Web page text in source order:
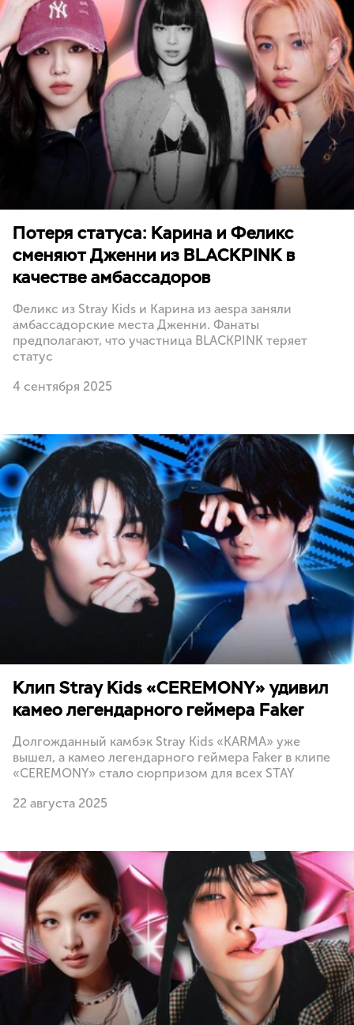
Потеря статуса: Карина и Феликс
сменяют Дженни из BLACKPINK в
качестве амбассадоров
Феликс из Stray Kids и Карина из aespa заняли
амбассадорские места Дженни. Фанаты
предполагают, что участница BLACKPINK теряет
статус
4 сентября 2025
Клип Stray Kids «CEREMONY» удивил
камео легендарного геймера Faker
Долгожданный камбэк Stray Kids «KARMA» уже
вышел, а камео легендарного геймера Faker в клипе
«CEREMONY» стало сюрпризом для всех STAY
22 августа 2025